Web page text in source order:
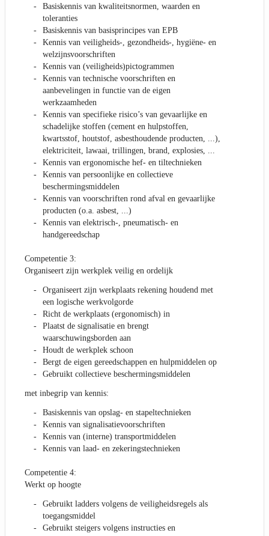
Basiskennis van kwaliteitsnormen, waarden en
toleranties
Basiskennis van basisprincipes van EPB
Kennis van veiligheids-, gezondheids-, hygiëne- en
welzijnsvoorschriften
Kennis van (veiligheids)pictogrammen
Kennis van technische voorschriften en
aanbevelingen in functie van de eigen
werkzaamheden
Kennis van specifieke risico’s van gevaarlijke en
schadelijke stoffen (cement en hulpstoffen,
kwartsstof, houtstof, asbesthoudende producten, ...),
elektriciteit, lawaai, trillingen, brand, explosies, ...
Kennis van ergonomische hef- en tiltechnieken
Kennis van persoonlijke en collectieve
beschermingsmiddelen
Kennis van voorschriften rond afval en gevaarlijke
producten (o.a. asbest, ...)
Kennis van elektrisch-, pneumatisch- en
handgereedschap
Competentie 3:
Organiseert zijn werkplek veilig en ordelijk
Organiseert zijn werkplaats rekening houdend met
een logische werkvolgorde
Richt de werkplaats (ergonomisch) in
Plaatst de signalisatie en brengt
waarschuwingsborden aan
Houdt de werkplek schoon
Bergt de eigen gereedschappen en hulpmiddelen op
Gebruikt collectieve beschermingsmiddelen
met inbegrip van kennis:
Basiskennis van opslag- en stapeltechnieken
Kennis van signalisatievoorschriften
Kennis van (interne) transportmiddelen
Kennis van laad- en zekeringstechnieken
Competentie 4:
Werkt op hoogte
Gebruikt ladders volgens de veiligheidsregels als
toegangsmiddel
Gebruikt steigers volgens instructies en